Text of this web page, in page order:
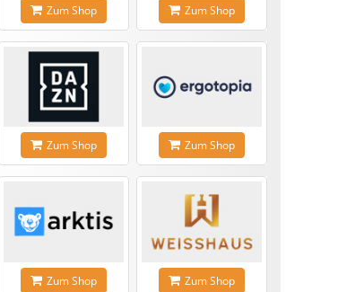
Zum Shop Zum Shop
Zum Shop Zum Shop
Zum Shop Zum Shop